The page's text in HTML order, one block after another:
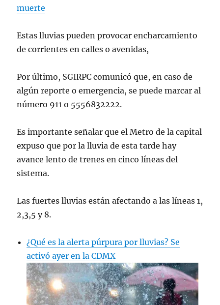
muerte
Estas lluvias pueden provocar encharcamiento
de corrientes en calles o avenidas,
Por último, SGIRPC comunicó que, en caso de
algún reporte o emergencia, se puede marcar al
número 911 o 5556832222.
Es importante señalar que el Metro de la capital
expuso que por la lluvia de esta tarde hay
avance lento de trenes en cinco líneas del
sistema.
Las fuertes lluvias están afectando a las líneas 1,
2,3,5 y 8.
¿Qué es la alerta púrpura por lluvias? Se
activó ayer en la CDMX